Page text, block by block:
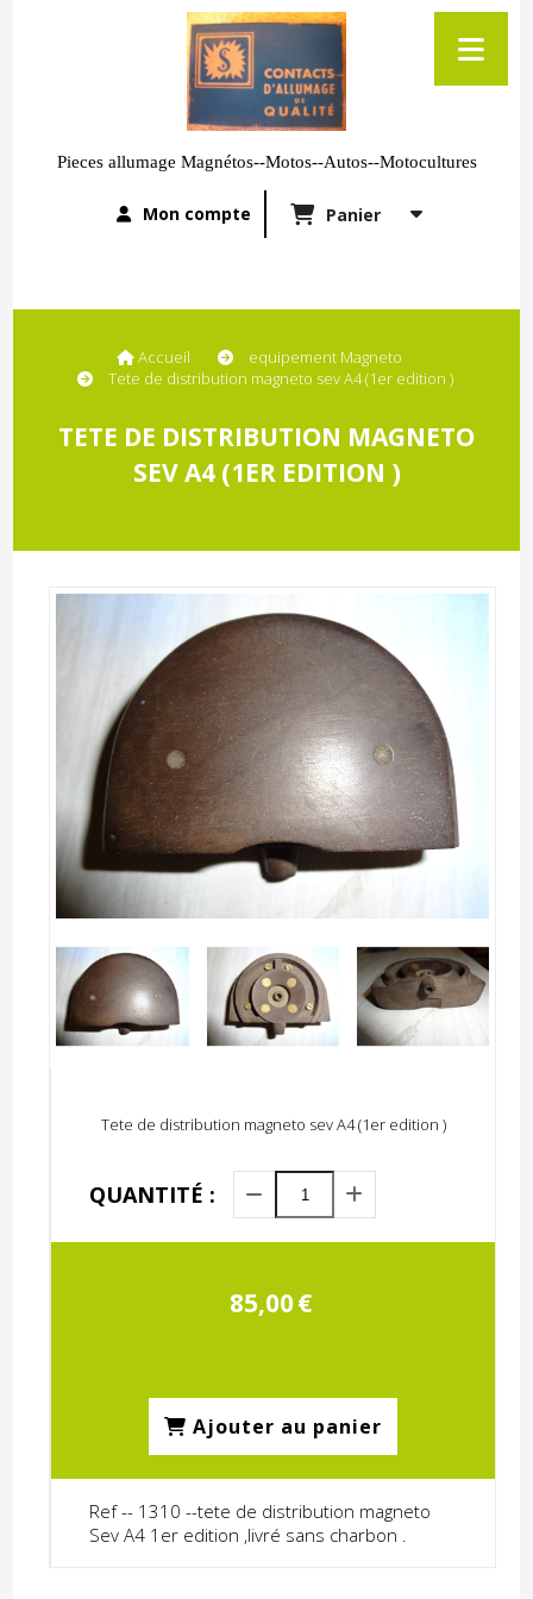
Pieces allumage Magnétos--Motos--Autos--Motocultures
Mon compte Panier
Accueil
equipement Magneto
Tete de distribution magneto sev A4 (1er edition )
TETE DE DISTRIBUTION MAGNETO
SEV A4 (1ER EDITION )
Tete de distribution magneto sev A4 (1er edition )
85,00€
QUANTITÉ :
Ajouter au panier
Ref -- 1310 --tete de distribution magneto
Sev A4 1er edition ,livré sans charbon .